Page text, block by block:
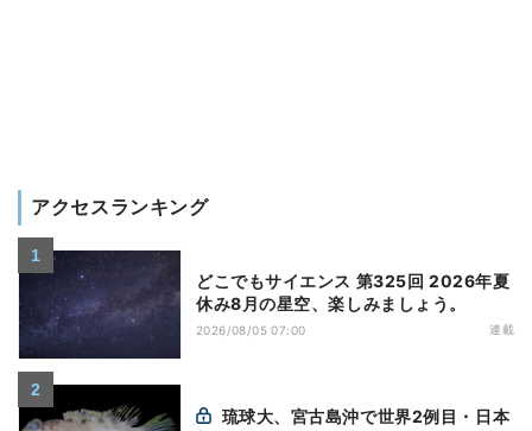
アクセスランキング
どこでもサイエンス 第325回 2026年夏
休み8月の星空、楽しみましょう。
2026/08/05 07:00 連載